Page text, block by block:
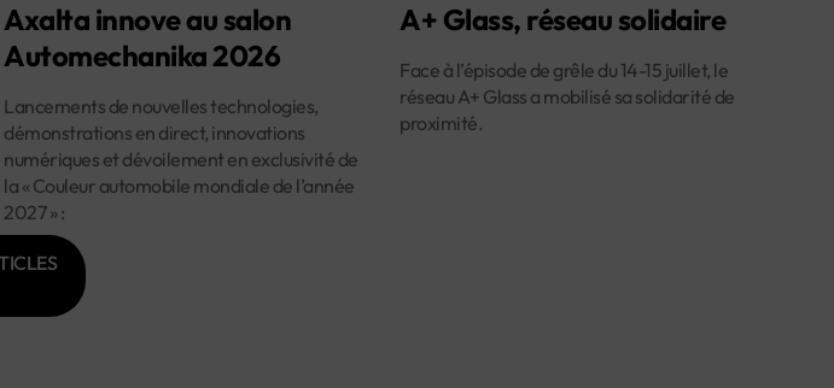
Axalta innove au salon
Automechanika 2026
Lancements de nouvelles technologies,
démonstrations en direct, innovations
numériques et dévoilement en exclusivité de
la « Couleur automobile mondiale de l’année
2027 » :
A+ Glass, réseau solidaire
Face à l’épisode de grêle du 14-15 juillet, le
réseau A+ Glass a mobilisé sa solidarité de
proximité.